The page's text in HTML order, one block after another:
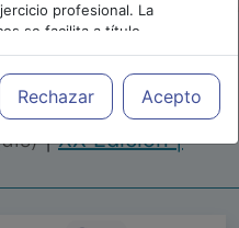
profesional. La
se facilita a título
de los
medicamentos y decidir, en
más adecuado a las
Rechazar Acepto
|Congreso Virtual
Psicología y
|XX Edición |